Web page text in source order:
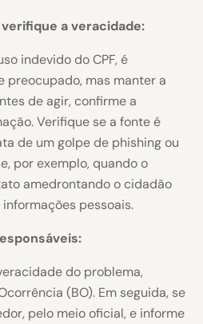
a veracidade:
indevido do CPF, é
mas manter a
de agir, confirme a
Verifique se a fonte é
de um golpe de phishing ou
por exemplo, quando o
amedrontando o cidadão
pessoais.
do problema,
(BO). Em seguida, se
pelo meio oficial, e informe